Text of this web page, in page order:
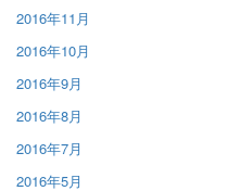
2016年11月
2016年10月
2016年9月
2016年8月
2016年7月
2016年5月